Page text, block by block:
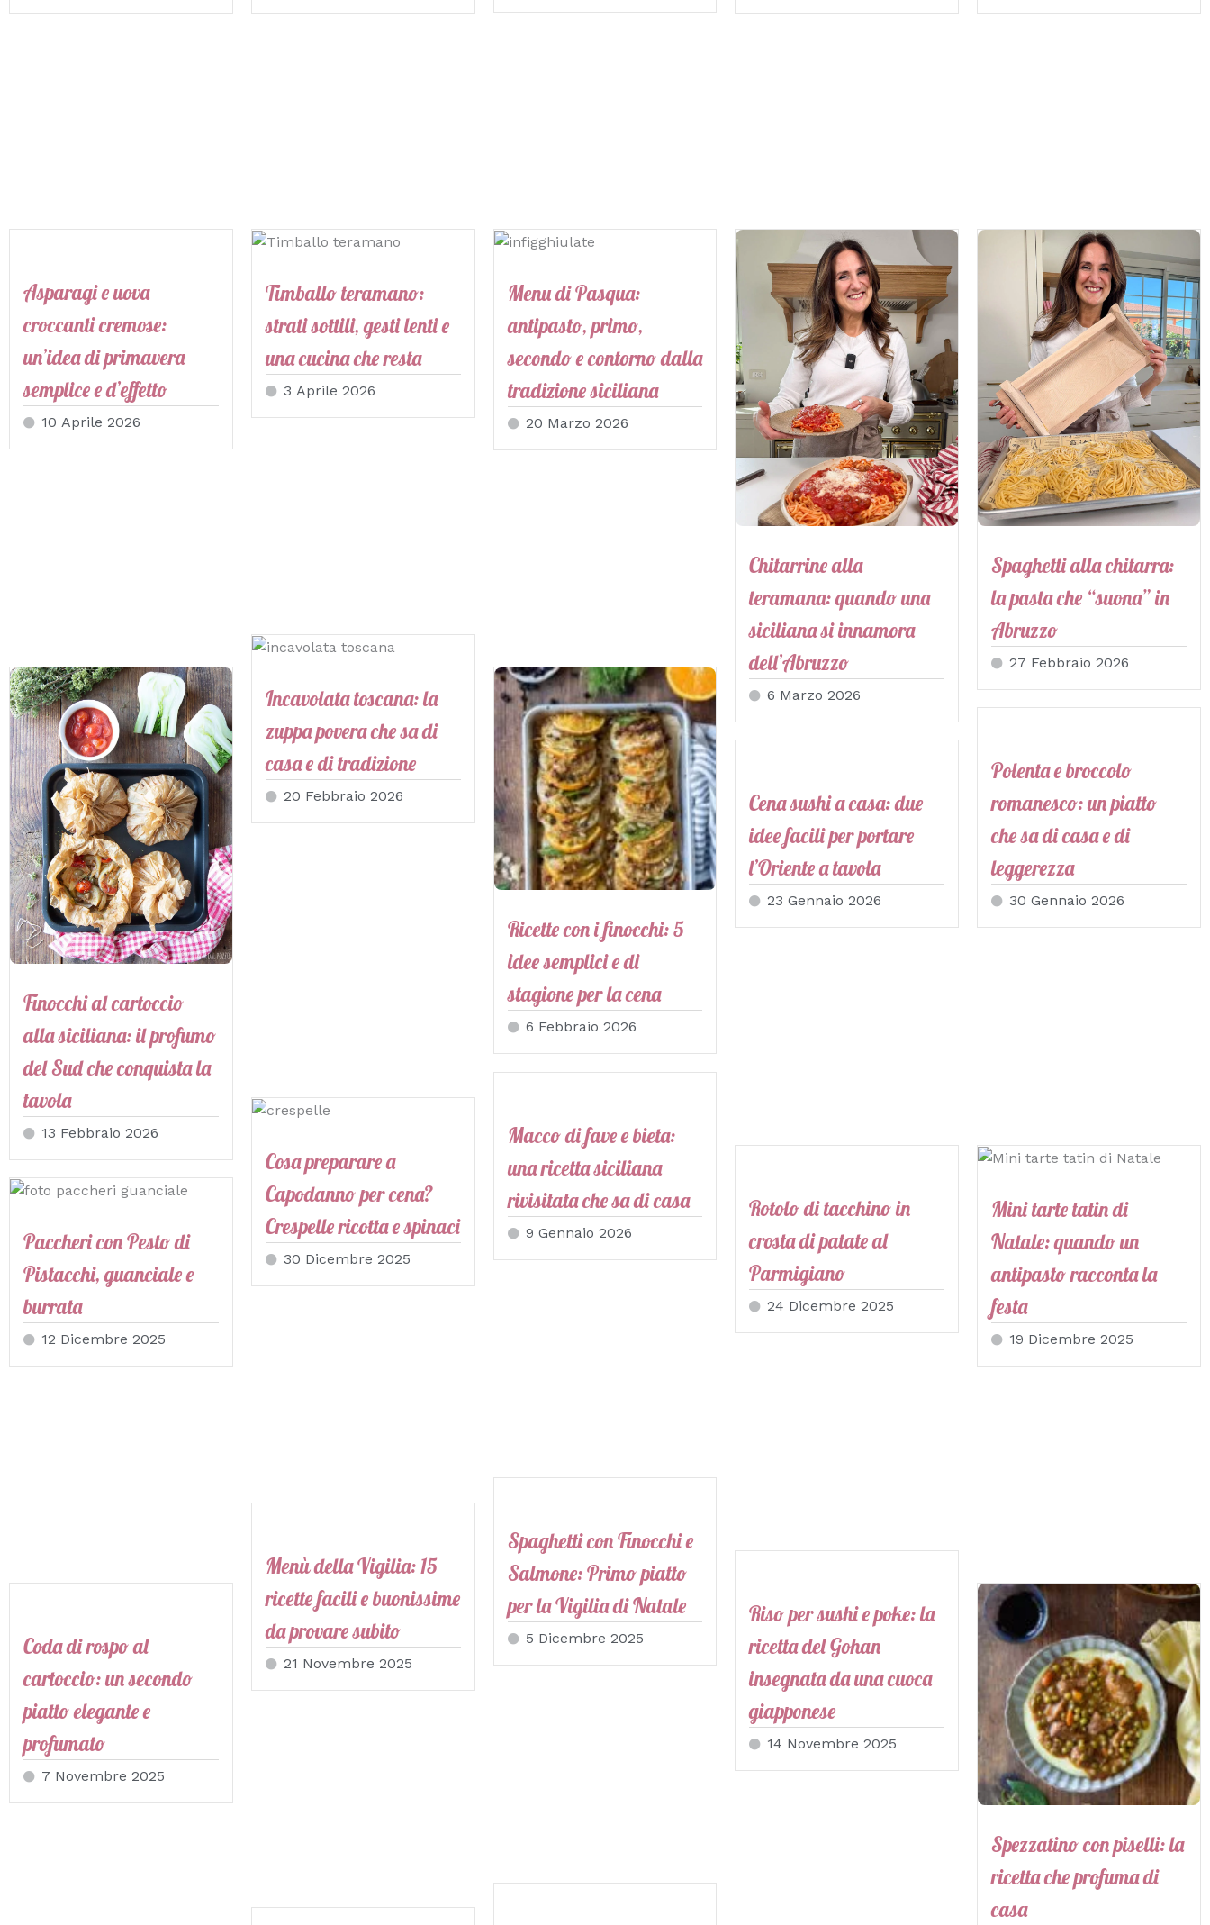
Asparagi e uova
croccanti cremose:
un’idea di primavera
semplice e d’effetto
10 Aprile 2026
Timballo teramano:
strati sottili, gesti lenti e
una cucina che resta
3 Aprile 2026
Menu di Pasqua:
antipasto, primo,
secondo e contorno dalla
tradizione siciliana
20 Marzo 2026
Chitarrine alla
teramana: quando una
siciliana si innamora
dell’Abruzzo
6 Marzo 2026
Spaghetti alla chitarra:
la pasta che “suona” in
Abruzzo
27 Febbraio 2026
Incavolata toscana: la
zuppa povera che sa di
casa e di tradizione
20 Febbraio 2026
Finocchi al cartoccio
alla siciliana: il profumo
del Sud che conquista la
tavola
13 Febbraio 2026
Ricette con i finocchi: 5
idee semplici e di
stagione per la cena
6 Febbraio 2026
Polenta e broccolo
romanesco: un piatto
che sa di casa e di
leggerezza
30 Gennaio 2026
Cena sushi a casa: due
idee facili per portare
l’Oriente a tavola
23 Gennaio 2026
Macco di fave e bieta:
una ricetta siciliana
rivisitata che sa di casa
9 Gennaio 2026
Cosa preparare a
Capodanno per cena?
Crespelle ricotta e spinaci
30 Dicembre 2025
Rotolo di tacchino in
crosta di patate al
Parmigiano
24 Dicembre 2025
Mini tarte tatin di
Natale: quando un
antipasto racconta la
festa
19 Dicembre 2025
Paccheri con Pesto di
Pistacchi, guanciale e
burrata
12 Dicembre 2025
Spaghetti con Finocchi e
Salmone: Primo piatto
per la Vigilia di Natale
5 Dicembre 2025
Menù della Vigilia: 15
ricette facili e buonissime
da provare subito
21 Novembre 2025
Riso per sushi e poke: la
ricetta del Gohan
insegnata da una cuoca
giapponese
14 Novembre 2025
Coda di rospo al
cartoccio: un secondo
piatto elegante e
profumato
7 Novembre 2025
Spezzatino con piselli: la
ricetta che profuma di
casa